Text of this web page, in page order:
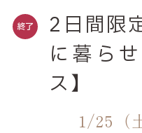
終了
2日間限
に暮ら
ス】
1/25（